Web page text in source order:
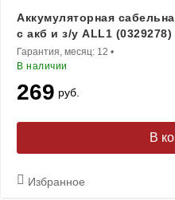
Аккумуляторная
с акб и з/у ALL1 (0329278)
Гарантия, месяц: 12 •
В наличии
269 руб.
В
Избранное